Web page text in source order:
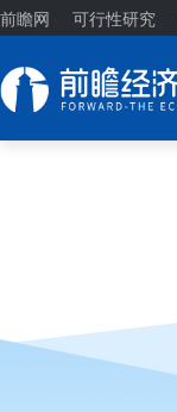
前瞻网 可行性研究